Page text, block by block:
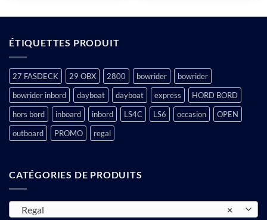
ÉTIQUETTES PRODUIT
27 FASDECK 29 OBX 2800 bowrider
bowrider
bowrider inbord
dayboat dayboat express
HORD BORD
hors bord
inboard inbord LS4C LS6 occasion
OPEN
outboard
PROMO regal
CATÉGORIES DE PRODUITS
×
Regal